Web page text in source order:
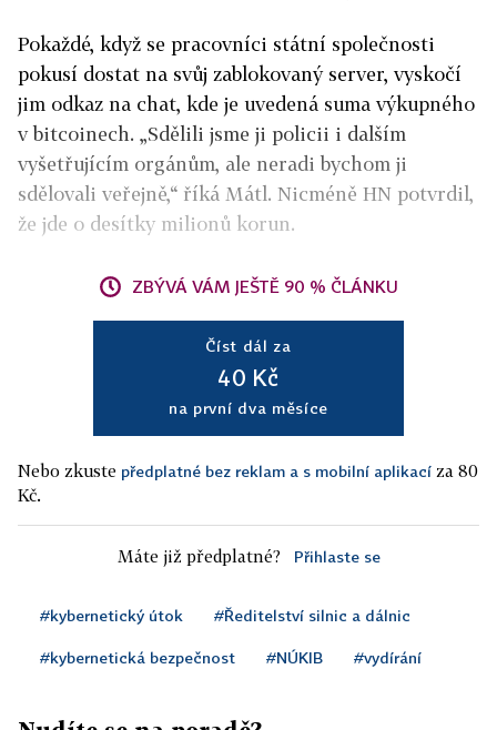
Pokaždé, když se pracovníci státní společnosti
pokusí dostat na svůj zablokovaný server, vyskočí
jim odkaz na chat, kde je uvedená suma výkupného
v bitcoinech. „Sdělili jsme ji policii i dalším
vyšetřujícím orgánům, ale neradi bychom ji
sdělovali veřejně,“ říká Mátl. Nicméně HN potvrdil,
že jde o desítky milionů korun.
ZBÝVÁ VÁM JEŠTĚ 90 % ČLÁNKU
Číst dál za
40 Kč
na první dva měsíce
Nebo zkuste předplatné bez reklam a s mobilní aplikací za 80
Kč.
Máte již předplatné? Přihlaste se
#kybernetický útok #Ředitelství silnic a dálnic
#kybernetická bezpečnost #NÚKIB #vydírání